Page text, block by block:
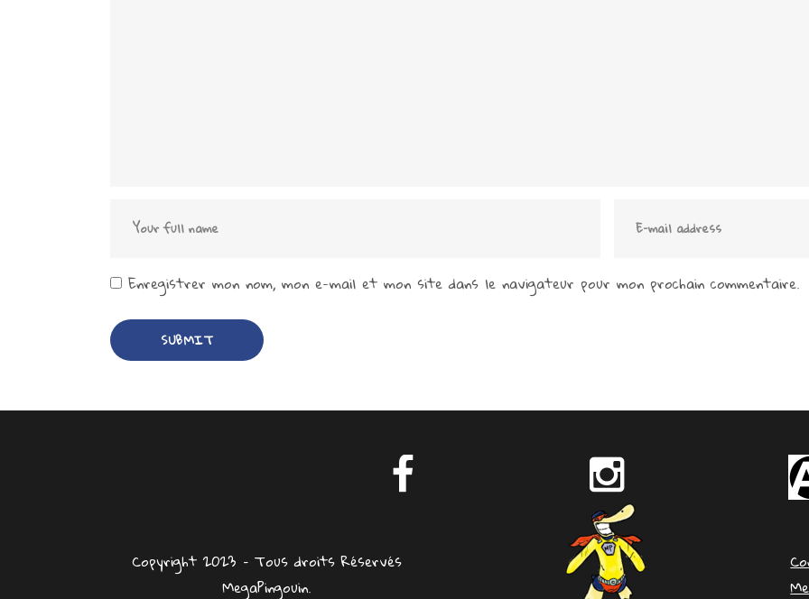
Enregistrer mon nom, mon e-mail et mon site dans le navigateur pour mon prochain commentaire.
Copyright 2023 – Tous droits Réservés
MegaPingouin.